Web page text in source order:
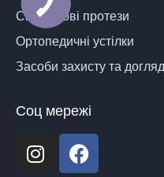
Силіконові протези
Ортопедичні устілки
Засоби захисту та
Соц мережі